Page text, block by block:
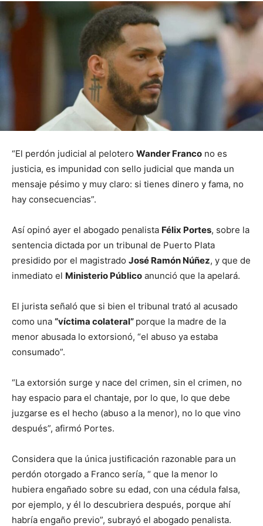
“El perdón judicial al pelotero Wander Franco no es
justicia, es impunidad con sello judicial que manda un
mensaje pésimo y muy claro: si tienes dinero y fama, no
hay consecuencias”.
Así opinó ayer el abogado penalista Félix Portes, sobre la
sentencia dictada por un tribunal de Puerto Plata
presidido por el magistrado José Ramón Núñez, y que de
inmediato el Ministerio Público anunció que la apelará.
El jurista señaló que si bien el tribunal trató al acusado
como una “víctima colateral” porque la madre de la
menor abusada lo extorsionó, “el abuso ya estaba
consumado”.
“La extorsión surge y nace del crimen, sin el crimen, no
hay espacio para el chantaje, por lo que, lo que debe
juzgarse es el hecho (abuso a la menor), no lo que vino
después”, afirmó Portes.
Considera que la única justificación razonable para un
perdón otorgado a Franco sería, “ que la menor lo
hubiera engañado sobre su edad, con una cédula falsa,
por ejemplo, y él lo descubriera después, porque ahí
habría engaño previo”, subrayó el abogado penalista.